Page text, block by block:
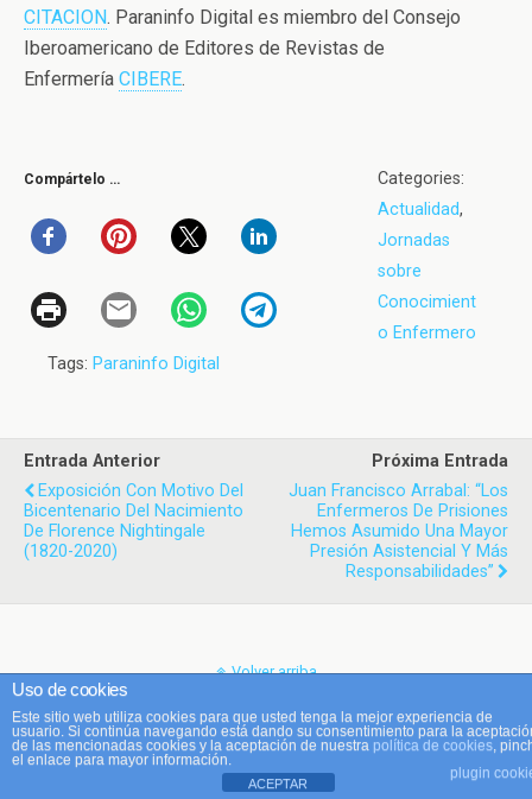
CITACION. Paraninfo Digital es miembro del Consejo
Iberoamericano de Editores de Revistas de
Enfermería CIBERE.
Compártelo …
Categories:
Actualidad,
Jornadas
sobre
Conocimient
o Enfermero
Tags: Paraninfo Digital
Entrada Anterior
Exposición Con Motivo Del
Bicentenario Del Nacimiento
De Florence Nightingale
(1820-2020)
Próxima Entrada
Juan Francisco Arrabal: “Los
Enfermeros De Prisiones
Hemos Asumido Una Mayor
Presión Asistencial Y Más
Responsabilidades”
Volver arriba
Móvil Escritorio
Uso de cookies
Este sitio web utiliza cookies para que usted tenga la mejor experiencia de
usuario. Si continúa navegando está dando su consentimiento para la
de las mencionadas cookies y la aceptación de nuestra política de cookies,
el enlace para mayor información.
plugin
ACEPTAR